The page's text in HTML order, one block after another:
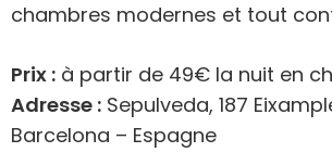
chambres modernes et tout
Prix : à partir de 49€ la nuit en
Adresse : Sepulveda, 187
Barcelona – Espagne